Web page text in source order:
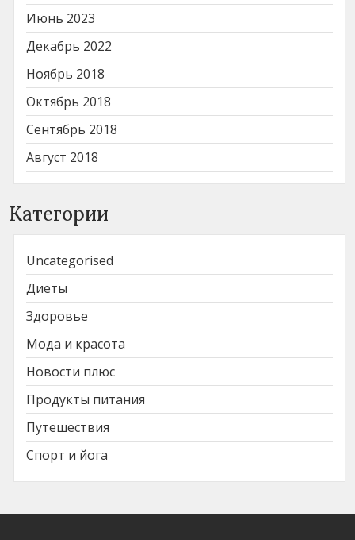
Июнь 2023
Декабрь 2022
Ноябрь 2018
Октябрь 2018
Сентябрь 2018
Август 2018
Категории
Uncategorised
Диеты
Здоровье
Мода и красота
Новости плюс
Продукты питания
Путешествия
Спорт и йога